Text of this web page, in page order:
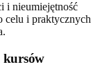
i nieumiejętność
celu i praktycznych
kursów